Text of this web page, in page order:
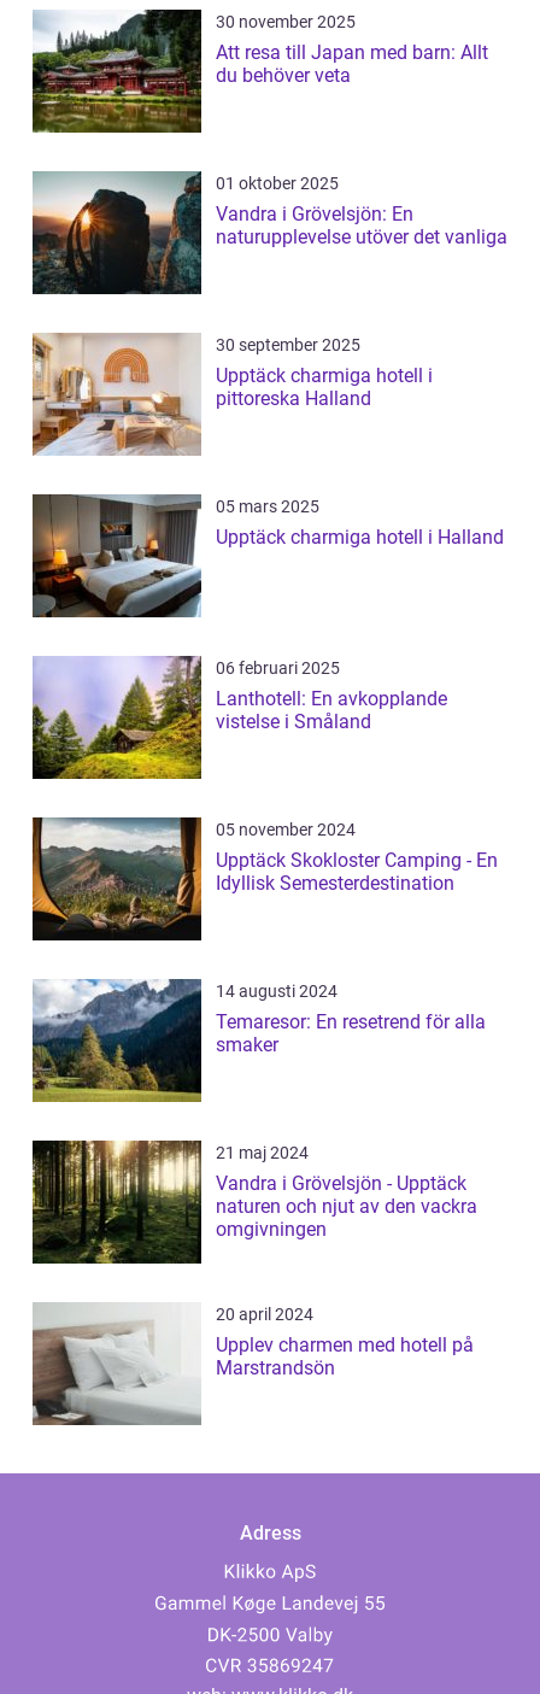
30 november 2025
Att resa till Japan med barn: Allt
du behöver veta
01 oktober 2025
Vandra i Grövelsjön: En
naturupplevelse utöver det vanliga
30 september 2025
Upptäck charmiga hotell i
pittoreska Halland
05 mars 2025
Upptäck charmiga hotell i Halland
06 februari 2025
Lanthotell: En avkopplande
vistelse i Småland
05 november 2024
Upptäck Skokloster Camping - En
Idyllisk Semesterdestination
14 augusti 2024
Temaresor: En resetrend för alla
smaker
21 maj 2024
Vandra i Grövelsjön - Upptäck
naturen och njut av den vackra
omgivningen
20 april 2024
Upplev charmen med hotell på
Marstrandsön
Adress